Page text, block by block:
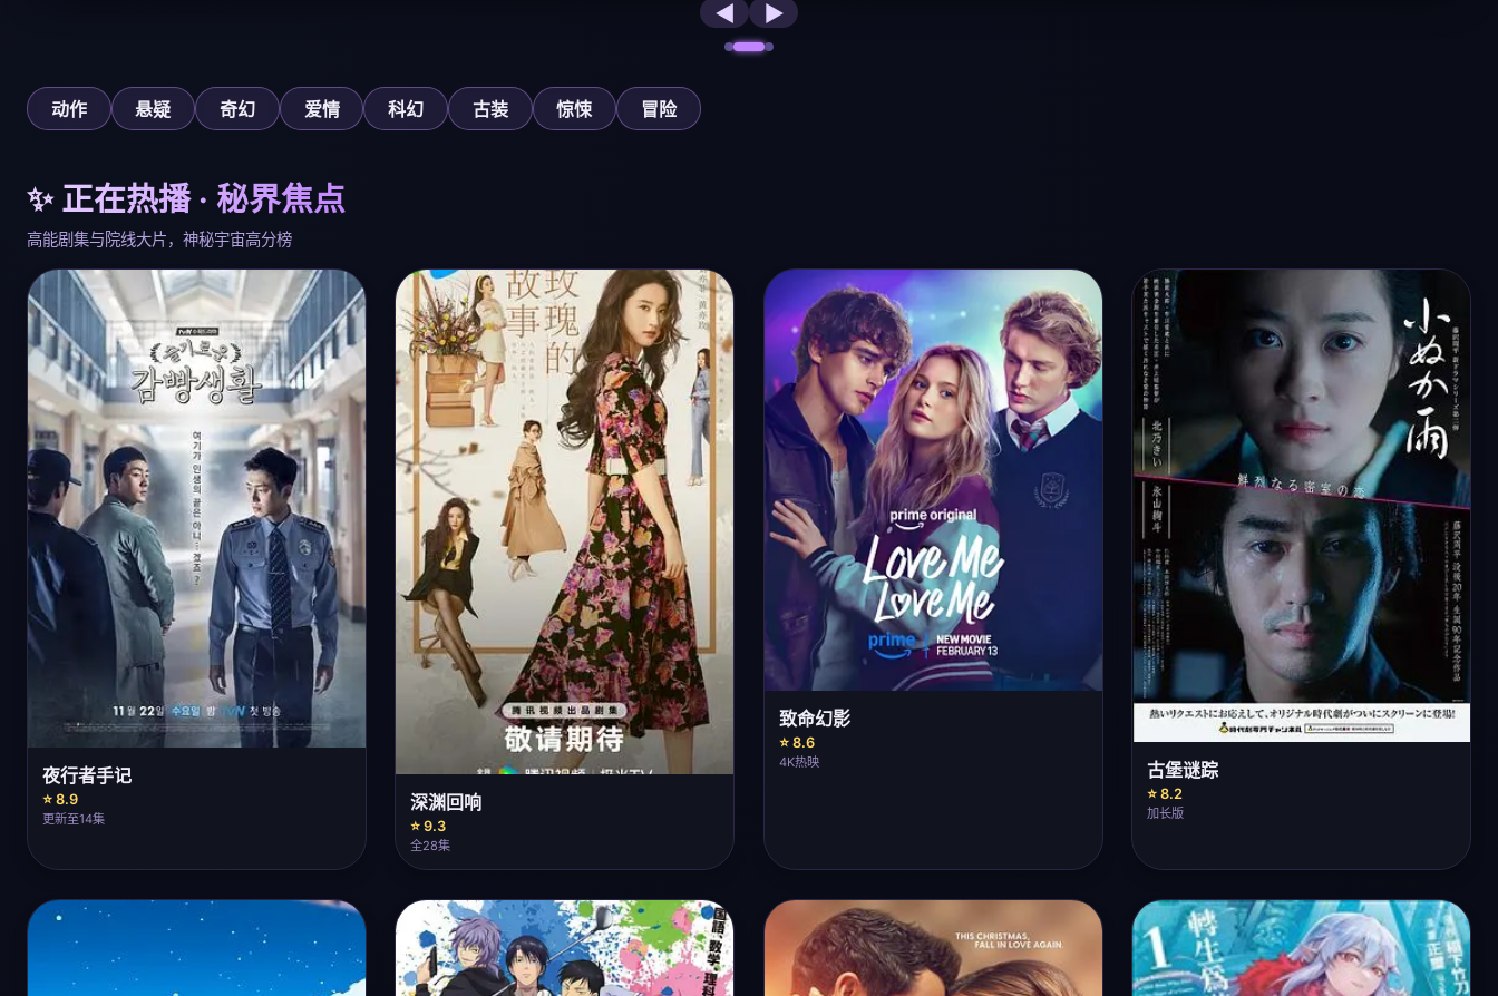
◀ ▶
动作 悬疑 奇幻 爱情 科幻 古装 惊悚 冒险
✨ 正在热播 · 秘界焦点
高能剧集与院线大片，神秘宇宙高分榜
夜行者手记
⭐ 8.9
更新至14集
深渊回响
⭐ 9.3
全28集
致命幻影
⭐ 8.6
4K热映 古堡谜踪
⭐ 8.2
加长版